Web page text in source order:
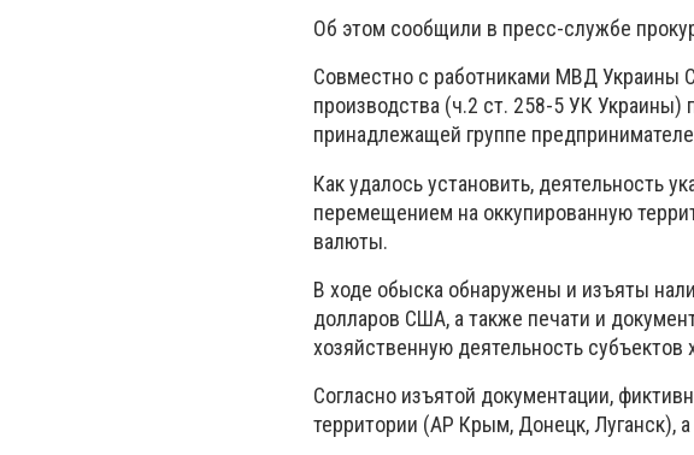
Об этом сообщили в пресс-службе
Совместно с работниками МВД Украины
производства (ч.2 ст. 258-5 УК
принадлежащей группе
Как удалось установить, деятельность
перемещением на оккупированную
валюты.
В ходе обыска обнаружены и изъяты
долларов США, а также печати и
хозяйственную деятельность субъектов
Согласно изъятой документации,
территории (АР Крым, Донецк, Луганск),